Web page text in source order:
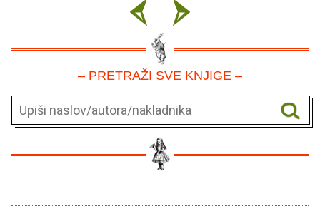
– PRETRAŽI SVE KNJIGE –